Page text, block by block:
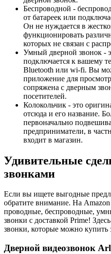
Беспроводной -
от батареек или
Он не нуждается в
функционировать
которых не связан с
Умный дверной звонок -
подключается к вашему
Bluetooth или wi-fi. Вы
приложение для
сопряжена с дверным
посетителей.
Колокольчик - это
отсюда и его название.
первоначально
предприниматели, в
входит в магазин.
Удивительные
звонками
Если вы ищете выгодные
обратите внимание. На
проводные, беспроводные,
звонки с доставкой Prime!
звонки, которые можно купить
Дверной видеозвонок